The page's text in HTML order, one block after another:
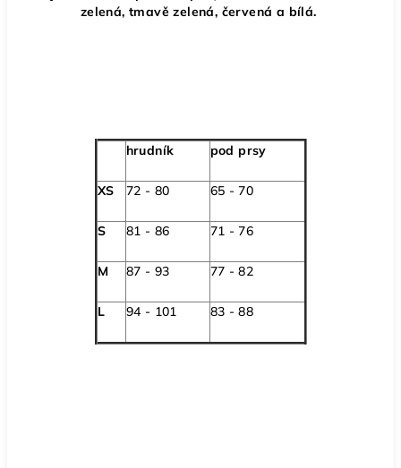
zelená, tmavě zelená, červená a bílá.
hrudník pod prsy
XS 72 - 80 65 - 70
S 81 - 86 71 - 76
M 87 - 93 77 - 82
L 94 - 101 83 - 88